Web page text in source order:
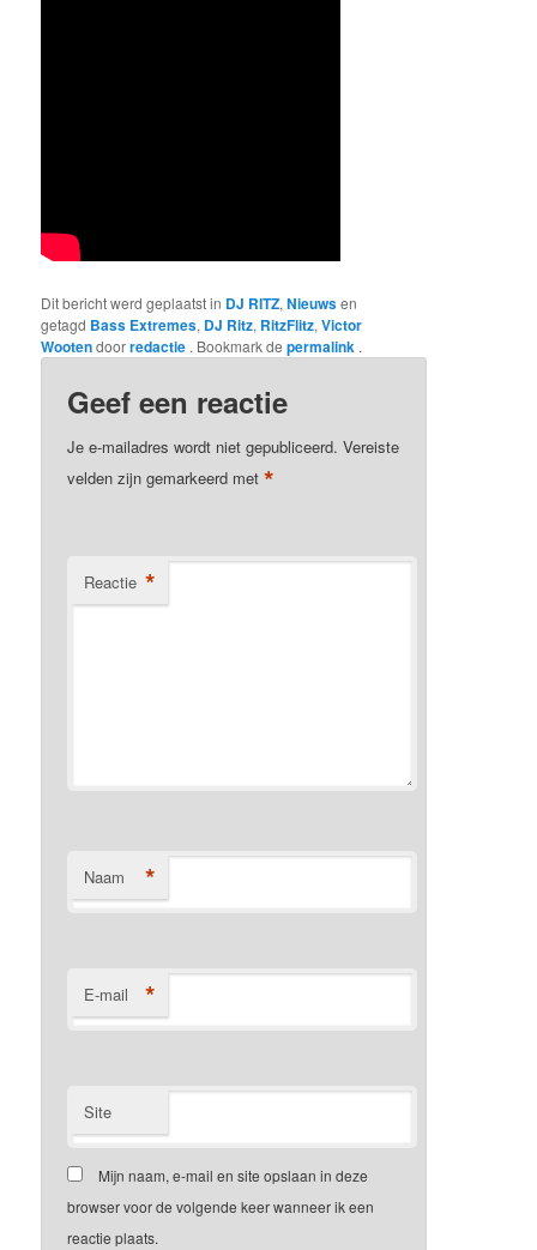
Dit bericht werd geplaatst in DJ RITZ,Nieuwsen
getagd Bass Extremes, DJ Ritz, RitzFlitz,Victor
Wootendoorredactie . Bookmark depermalink .
Geef een reactie
Je e-mailadres wordt niet gepubliceerd. Vereiste
velden zijn gemarkeerd met*
Reactie *
Naam *
E-mail *
Site
Mijn naam, e-mail en site opslaan in deze
browser voor de volgende keer wanneer ik een
reactie plaats.